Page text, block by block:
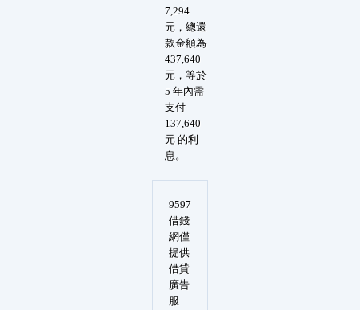
7,294
元，總還
款金額為
437,640
元，等於
5 年內需
支付
137,640
元 的利
息。
9597
借錢
網僅
提供
借貸
廣告
服